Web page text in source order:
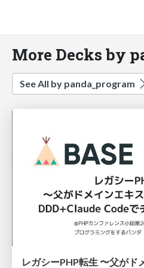
More Decks by
See All by panda_program